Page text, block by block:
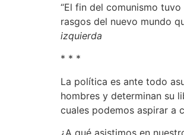
“El fin del comunismo
rasgos del nuevo mundo
izquierda
* * *
La política es ante todo
hombres y determinan su
cuales podemos aspirar a